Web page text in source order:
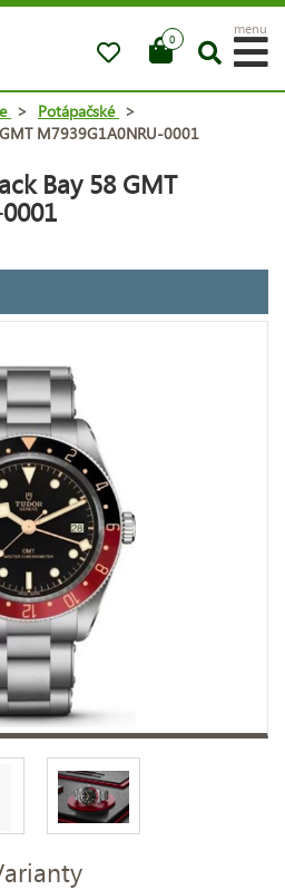
0
menu
> Potápačské >
M7939G1A0NRU-0001
Bay 58 GMT